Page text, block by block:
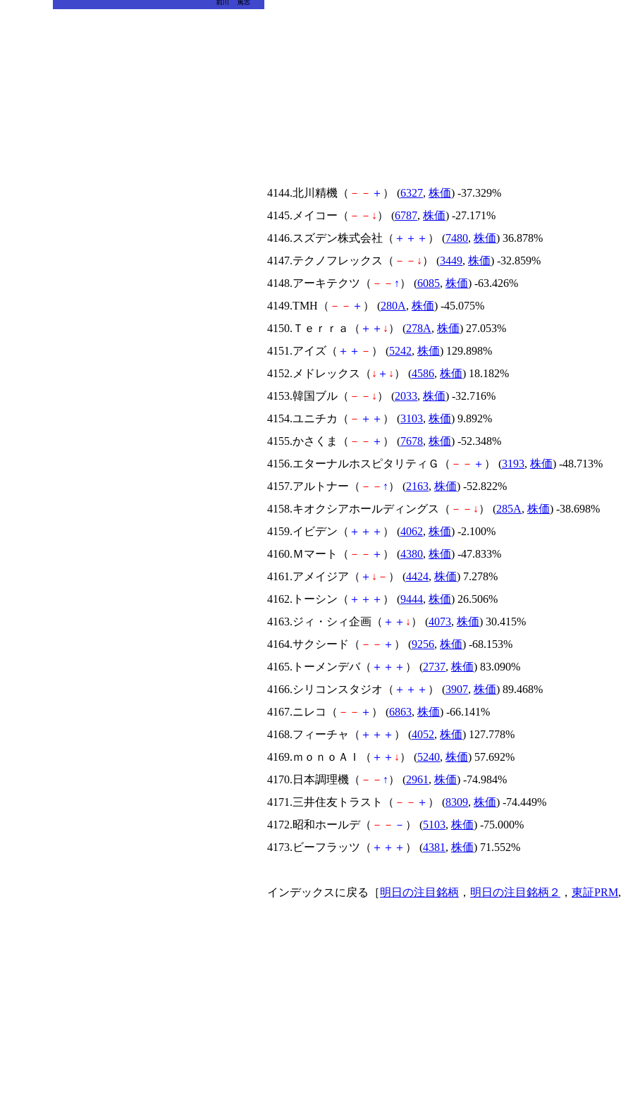
4144.北川精機（ － － ＋ ） (6327, 株価) -37.329%
4145.メイコー（ － － ↓ ） (6787, 株価) -27.171%
4146.スズデン株式会社（ ＋ ＋ ＋ ） (7480, 株価) 36.878%
4147.テクノフレックス（ － － ↓ ） (3449, 株価) -32.859%
4148.アーキテクツ（ － － ↑ ） (6085, 株価) -63.426%
4149.TMH（ － － ＋ ） (280A, 株価) -45.075%
4150.Ｔｅｒｒａ（ ＋ ＋ ↓ ） (278A, 株価) 27.053%
4151.アイズ（ ＋ ＋ － ） (5242, 株価) 129.898%
4152.メドレックス（ ↓ ＋ ↓ ） (4586, 株価) 18.182%
4153.韓国ブル（ － － ↓ ） (2033, 株価) -32.716%
4154.ユニチカ（ － ＋ ＋ ） (3103, 株価) 9.892%
4155.かさくま（ － － ＋ ） (7678, 株価) -52.348%
4156.エターナルホスピタリティＧ（ － － ＋ ） (3193, 株価) -48.713%
4157.アルトナー（ － － ↑ ） (2163, 株価) -52.822%
4158.キオクシアホールディングス（ － － ↓ ） (285A, 株価) -38.698%
4159.イビデン（ ＋ ＋ ＋ ） (4062, 株価) -2.100%
4160.Ｍマート（ － － ＋ ） (4380, 株価) -47.833%
4161.アメイジア（ ＋ ↓ － ） (4424, 株価) 7.278%
4162.トーシン（ ＋ ＋ ＋ ） (9444, 株価) 26.506%
4163.ジィ・シィ企画（ ＋ ＋ ↓ ） (4073, 株価) 30.415%
4164.サクシード（ － － ＋ ） (9256, 株価) -68.153%
4165.トーメンデバ（ ＋ ＋ ＋ ） (2737, 株価) 83.090%
4166.シリコンスタジオ（ ＋ ＋ ＋ ） (3907, 株価) 89.468%
4167.ニレコ（ － － ＋ ） (6863, 株価) -66.141%
4168.フィーチャ（ ＋ ＋ ＋ ） (4052, 株価) 127.778%
4169.ｍｏｎｏＡＩ（ ＋ ＋ ↓ ） (5240, 株価) 57.692%
4170.日本調理機（ － － ↑ ） (2961 , 株価) -74.984%
4171.三井住友トラスト（ － － ＋ ） (8309, 株価) -74.449%
4172.昭和ホールデ（ － － － ） (5103, 株価) -75.000%
4173.ビーフラッツ（ ＋ ＋ ＋ ） (4381 , 株価) 71.552%
インデックスに戻る［明日の注目銘柄 ， 明日の注目銘柄２ ， 東証PRM,